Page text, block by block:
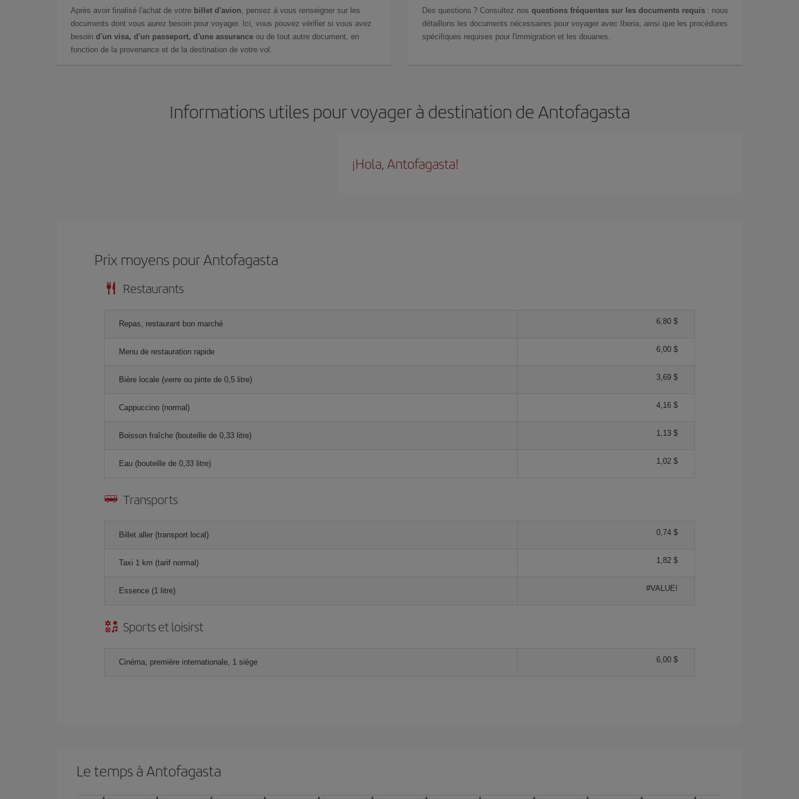
Après avoir finalisé l'achat de votre billet d'avion , pensez à vous renseigner sur les
documents dont vous aurez besoin pour voyager. Ici, vous pouvez vérifier si vous avez
besoin d'un visa, d'un passeport, d'une assurance ou de tout autre document, en
fonction de la provenance et de la destination de votre vol.
Des questions ? Consultez nos questions fréquentes sur les documents requis : nous
détaillons les documents nécessaires pour voyager avec Iberia, ainsi que les procédures
spécifiques requises pour l'immigration et les douanes.
Informations utiles pour voyager à destination de Antofagasta
¡Hola, Antofagasta!
Prix ​​moyens pour Antofagasta
Restaurants
Repas, restaurant bon marché 6,80 $
Menu de restauration rapide 6,00 $
Bière locale (verre ou pinte de 0,5 litre) 3,69 $
Cappuccino (normal) 4,16 $
Boisson fraîche (bouteille de 0,33 litre) 1,13 $
Eau (bouteille de 0,33 litre) 1,02 $
Transports
Billet aller (transport local) 0,74 $
Taxi 1 km (tarif normal) 1,82 $
Essence (1 litre) #VALUE!
Sports et loisirst
Cinéma, première internationale, 1 siège 6,00 $
Le temps à Antofagasta